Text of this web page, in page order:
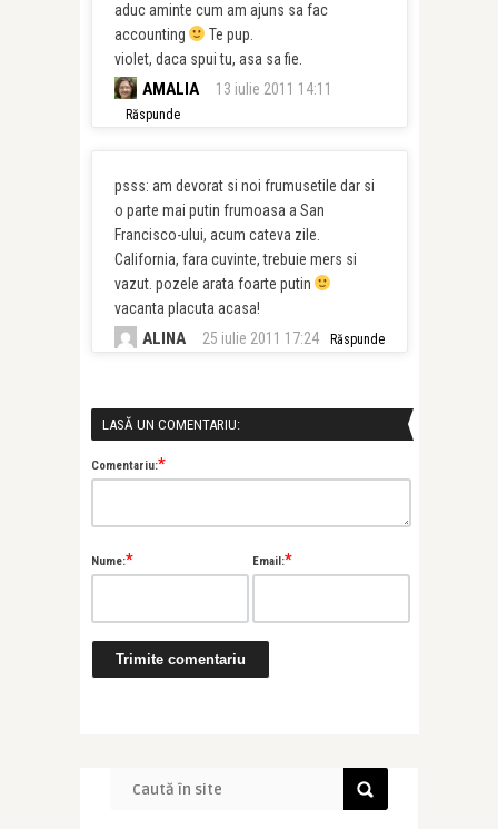
aduc aminte cum am ajuns sa fac
accounting
Te pup.
violet, daca spui tu, asa sa fie.
AMALIA 13 iulie 2011 14:11
Răspunde
psss: am devorat si noi frumusetile dar si
o parte mai putin frumoasa a San
Francisco-ului, acum cateva zile.
California, fara cuvinte, trebuie mers si
vazut. pozele arata foarte putin
vacanta placuta acasa!
ALINA 25 iulie 2011 17:24 Răspunde
LASĂ UN COMENTARIU:
Comentariu:*
Nume:* Email:*